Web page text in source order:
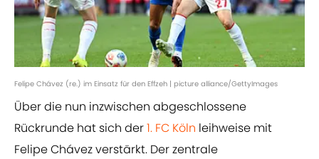
Felipe Chávez (re.) im Einsatz für den Effzeh | picture alliance/GettyImages
Über die nun inzwischen abgeschlossene
Rückrunde hat sich der1. FC Köln leihweise mit
Felipe Chávez verstärkt. Der zentrale